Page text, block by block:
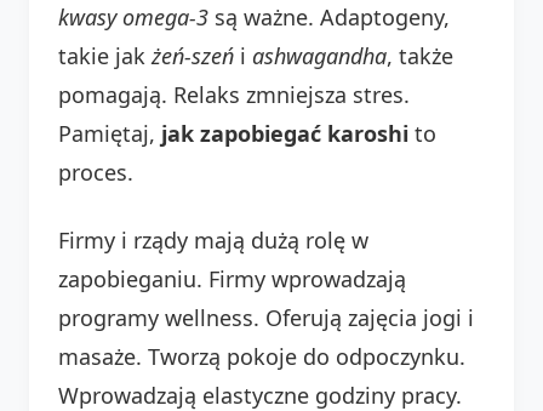
kwasy omega-3 są ważne. Adaptogeny,
takie jak żeń-szeń i ashwagandha, także
pomagają. Relaks zmniejsza stres.
Pamiętaj, jak zapobiegać karoshi to
proces.
Firmy i rządy mają dużą rolę w
zapobieganiu. Firmy wprowadzają
programy wellness. Oferują zajęcia jogi i
masaże. Tworzą pokoje do odpoczynku.
Wprowadzają elastyczne godziny pracy.